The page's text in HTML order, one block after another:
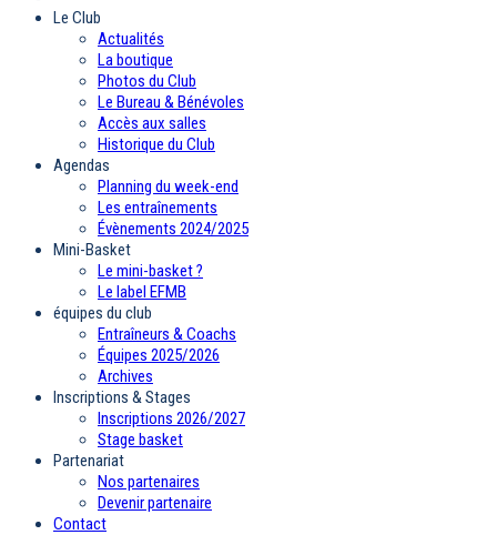
Le Club
Actualités
La boutique
Photos du Club
Le Bureau & Bénévoles
Accès aux salles
Historique du Club
Agendas
Planning du week-end
Les entraînements
Évènements 2024/2025
Mini-Basket
Le mini-basket ?
Le label EFMB
équipes du club
Entraîneurs & Coachs
Équipes 2025/2026
Archives
Inscriptions & Stages
Inscriptions 2026/2027
Stage basket
Partenariat
Nos partenaires
Devenir partenaire
Contact